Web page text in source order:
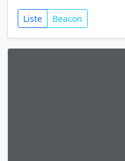
Liste Beacon